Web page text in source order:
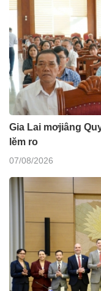
Gia Lai mơjiâng
lĕm ro
07/08/2026